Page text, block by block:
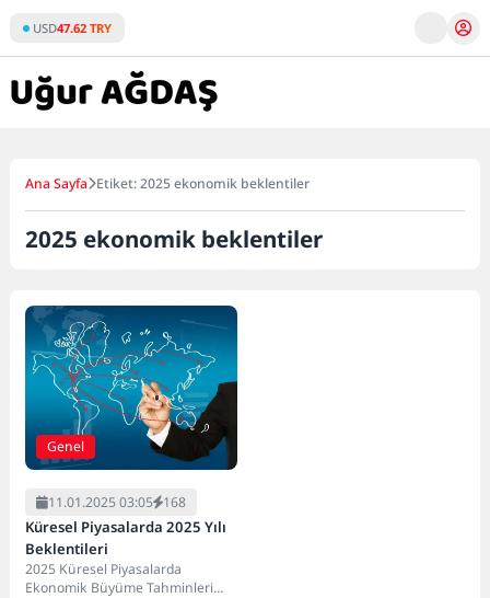
content
USD47.62 TRY
Ana Sayfa Etiket: 2025 ekonomik beklentiler
2025 ekonomik beklentiler
Genel
11.01.2025 03:05 168
Küresel Piyasalarda 2025 Yılı
Beklentileri
2025 Küresel Piyasalarda
Ekonomik Büyüme Tahminleri